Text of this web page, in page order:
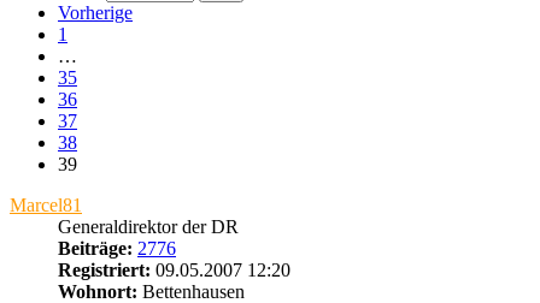
Vorherige
1
…
35
36
37
38
39
Marcel81
Generaldirektor der DR
Beiträge: 2776
Registriert: 09.05.2007 12:20
Wohnort: Bettenhausen